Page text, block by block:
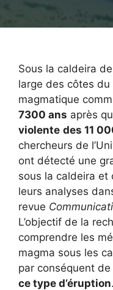
Sous la caldeira de
large des côtes
magmatique
7300 ans après
violente des 11
chercheurs de
ont détecté une
sous la caldeira et
leurs analyses
revue
L’objectif de la
comprendre les
magma sous les
par conséquent de
ce type d’éruption.